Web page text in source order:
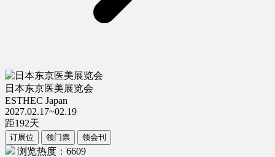
日本东京医美展览会
ESTHEC Japan
2027.02.17~02.19
距192天
订展位 领门票 领会刊
浏览热度：6609